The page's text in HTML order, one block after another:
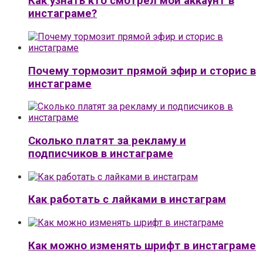
инстаграме?
Почему тормозит прямой эфир и сторис в
инстаграме
Сколько платят за рекламу и
подписчиков в инстаграме
Как работать с лайками в инстаграм
Как можно изменять шрифт в инстаграме